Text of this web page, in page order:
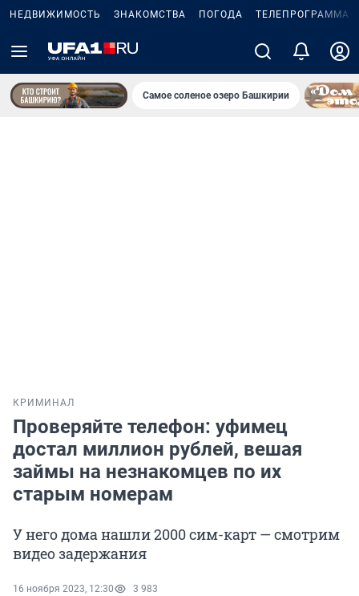
НЕДВИЖИМОСТЬ ЗНАКОМСТВА ПОГОДА ТЕЛЕПРОГРАММА
Самое соленое озеро Башкирии
КРИМИНАЛ
Проверяйте телефон: уфимец
достал миллион рублей, вешая
займы на незнакомцев по их
старым номерам
У него дома нашли 2000 сим-карт — смотрим
видео задержания
16 ноября 2023, 12:30 3 983